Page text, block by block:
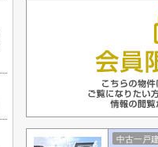
中古一戸建